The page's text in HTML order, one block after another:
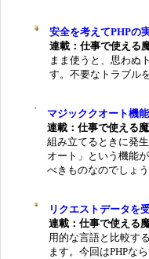
安全を考えてPHPの
連載：仕事で使える
まま使うと、思わぬ
す。不要なトラブル
マジッククオート機
連載：仕事で使える
組み立てるときに発
オート」という機能
べきものなのでしょ
リクエストデータを
連載：仕事で使える
用的な言語と比較す
ます。今回はPHPな